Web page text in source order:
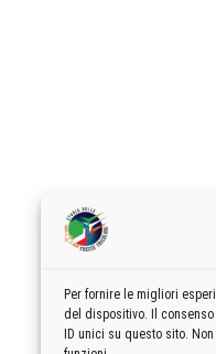
Per fornire le migliori
del dispositivo. Il
ID unici su questo sito.